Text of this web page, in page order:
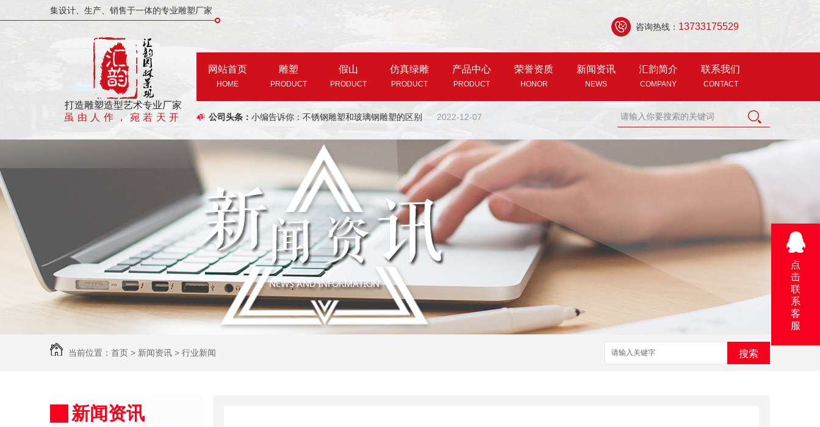
集设计、生产、销售于一体的专业雕塑厂家
打造雕塑造型艺术专业厂家
虽由人作，宛若天开
咨询热线： 13733175529
网站首页
HOME
雕塑
PRODUCT
假山
PRODUCT
仿真绿雕
PRODUCT
产品中心
PRODUCT
荣誉资质
HONOR
新闻资讯
NEWS
汇韵简介
COMPANY
联系我们
CONTACT
公司头条： 小编告诉你：不锈钢雕塑和玻璃钢雕塑的区别
2022-12-07
假山制作材料选择的2点注意
郑州雕塑在景观设计中有什么作用
2023-05-11
郑州汇韵雕塑分享雕塑的设计要点
2023-04-03
当前位置： 首页 > 新闻资讯 > 行业新闻 搜索
新闻资讯
点
击
联
系
客
服